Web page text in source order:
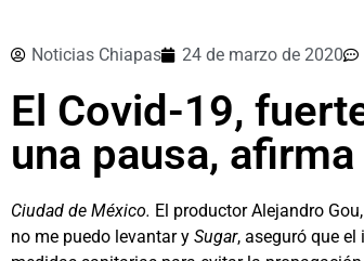
Noticias Chiapas 24 de marzo de 2020
El Covid-19,
una pausa, afirma
Ciudad de México. El productor Alejandro
no me puedo levantar y Sugar, aseguró que